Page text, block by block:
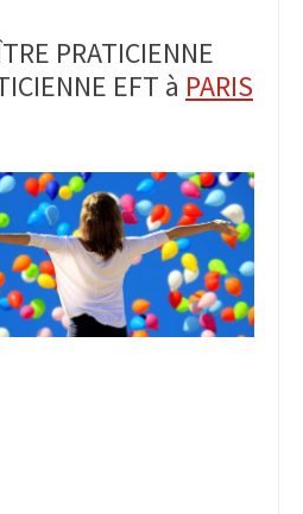
PRATICIENNE
EFT à PARIS